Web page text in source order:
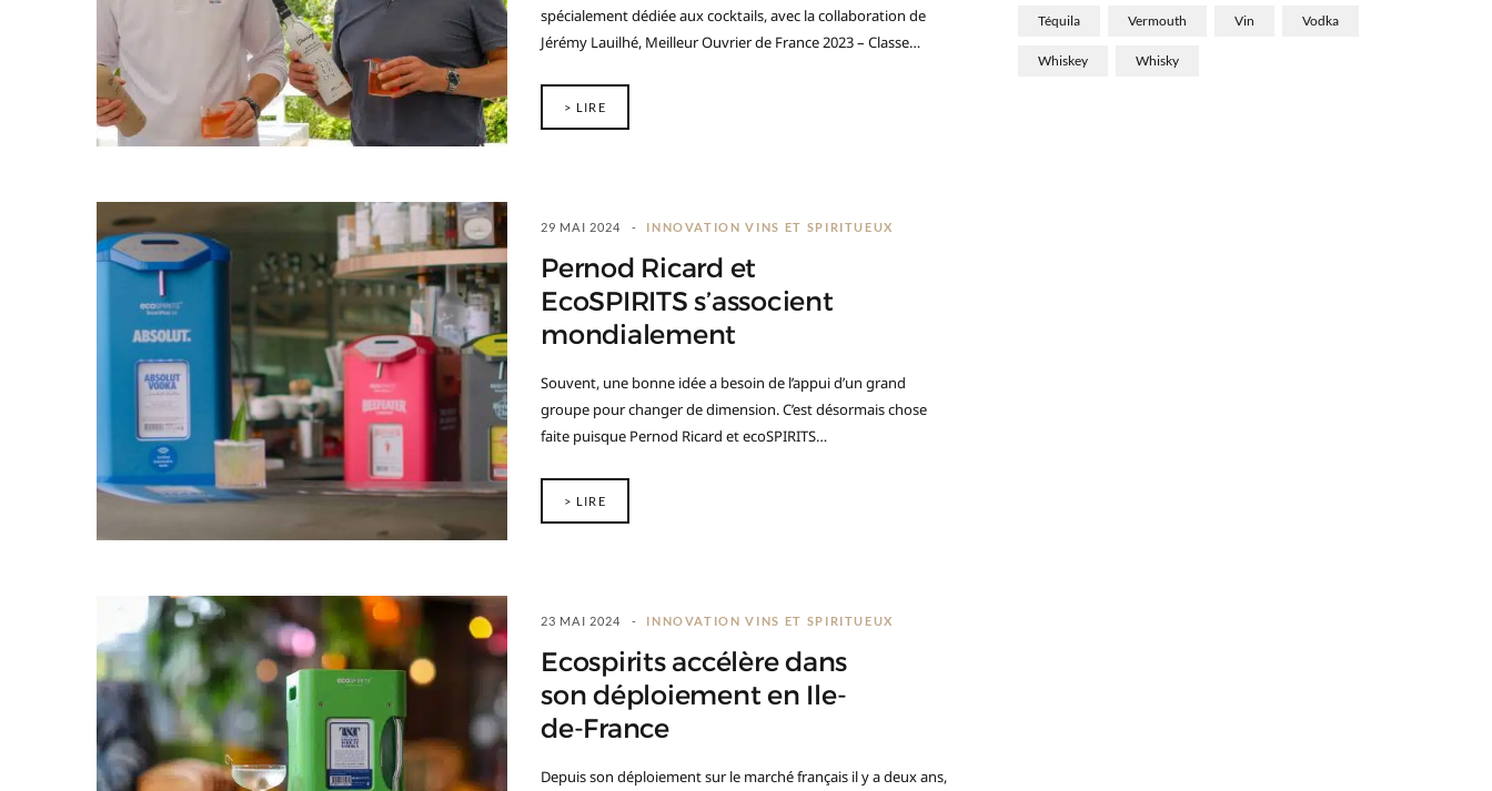
spécialement dédiée aux cocktails, avec la collaboration de
Jérémy Lauilhé, Meilleur Ouvrier de France 2023 – Classe…
> LIRE
29 MAI 2024 INNOVATION VINS ET SPIRITUEUX
Pernod Ricard et
EcoSPIRITS s’associent
mondialement
Souvent, une bonne idée a besoin de l’appui d’un grand
groupe pour changer de dimension. C’est désormais chose
faite puisque Pernod Ricard et ecoSPIRITS…
> LIRE
23 MAI 2024 INNOVATION VINS ET SPIRITUEUX
Ecospirits accélère dans
son déploiement en Ile-
de-France
Depuis son déploiement sur le marché français il y a deux ans,
Téquila Vermouth Vin Vodka
Whiskey Whisky